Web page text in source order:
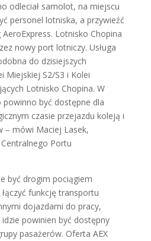
odleciał samolot, na miejscu
personel lotniska, a przywieźć
Lotnisko Chopina
nowy port lotniczy. Usługa
do dzisiejszych
Miejskiej S2/S3 i Kolei
Lotnisko Chopina. W
być dostępne dla
czasie przejazdu koleją i
– mówi Maciej Lasek,
Portu
być drogim pociągiem
funkcję transportu
dojazdami do pracy,
powinien być dostępny
pasażerów. Oferta AEX